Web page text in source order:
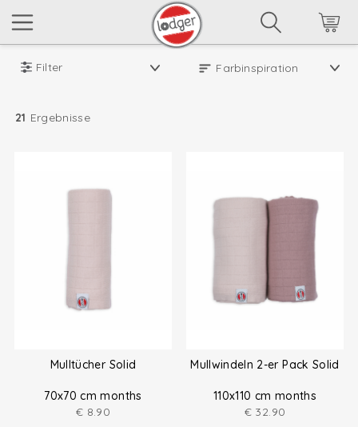
Filter
21 Ergebnisse
Mulltücher Solid
70x70 cm months
€ 8.90
Mullwindeln 2-er Pack Solid
110x110 cm months
€ 32.90